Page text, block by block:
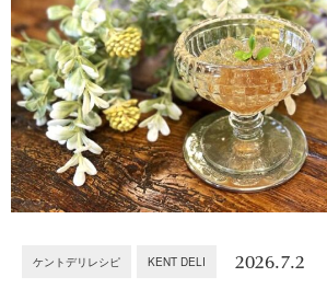
ケントデリレシピ KENT DELI 2026.7.2